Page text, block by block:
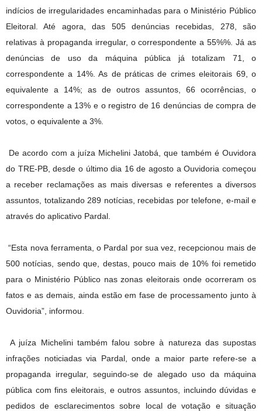
indícios de irregularidades encaminhadas para o Ministério Público
Eleitoral. Até agora, das 505 denúncias recebidas, 278, são
relativas à propaganda irregular, o correspondente a 55%%. Já as
denúncias de uso da máquina pública já totalizam 71, o
correspondente a 14%. As de práticas de crimes eleitorais 69, o
equivalente a 14%; as de outros assuntos, 66 ocorrências, o
correspondente a 13% e o registro de 16 denúncias de compra de
votos, o equivalente a 3%.
De acordo com a juíza Michelini Jatobá, que também é Ouvidora
do TRE-PB, desde o último dia 16 de agosto a Ouvidoria começou
a receber reclamações as mais diversas e referentes a diversos
assuntos, totalizando 289 notícias, recebidas por telefone, e-mail e
através do aplicativo Pardal.
“Esta nova ferramenta, o Pardal por sua vez, recepcionou mais de
500 notícias, sendo que, destas, pouco mais de 10% foi remetido
para o Ministério Público nas zonas eleitorais onde ocorreram os
fatos e as demais, ainda estão em fase de processamento junto à
Ouvidoria”, informou.
A juíza Michelini também falou sobre à natureza das supostas
infrações noticiadas via Pardal, onde a maior parte refere-se a
propaganda irregular, seguindo-se de alegado uso da máquina
pública com fins eleitorais, e outros assuntos, incluindo dúvidas e
pedidos de esclarecimentos sobre local de votação e situação